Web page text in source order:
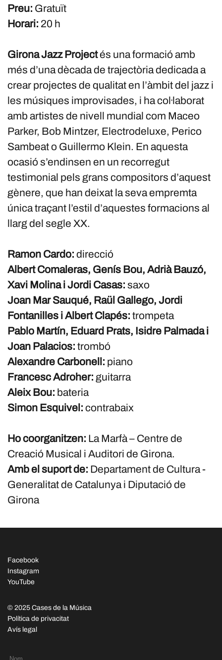
Preu: Gratuït
Horari: 20 h
Girona Jazz Projectés una formació amb
més d’una dècada de trajectòria dedicada a
crear projectes de qualitat en l’àmbit del jazz i
les músiques improvisades, i ha col·laborat
amb artistes de nivell mundial com Maceo
Parker, Bob Mintzer, Electrodeluxe, Perico
Sambeat o Guillermo Klein. En aquesta
ocasió s’endinsen en un recorregut
testimonial pels grans compositors d’aquest
gènere, que han deixat la seva empremta
única traçant l’estil d’aquestes formacions al
llarg del segle XX.
Ramon Cardo: direcció
Albert Comaleras, Genís Bou, Adrià Bauzó,
Xavi Molina i Jordi Casas: saxo
Joan Mar Sauqué, Raül Gallego, Jordi
Fontanilles i Albert Clapés: trompeta
Pablo Martín, Eduard Prats, Isidre Palmada i
Joan Palacios: trombó
Alexandre Carbonell: piano
Francesc Adroher: guitarra
Aleix Bou: bateria
Simon Esquivel: contrabaix
Ho coorganitzen: La Marfà – Centre de
Creació Musical i Auditori de Girona.
Amb el suport de: Departament de Cultura -
Generalitat de Catalunya i Diputació de
Girona
Facebook
Instagram
YouTube
© 2025 Cases de la Música
Política de privacitat
Avís legal